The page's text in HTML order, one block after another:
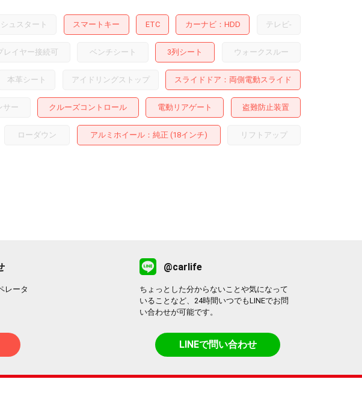
ュスタート スマートキー ETC カーナビ HDD テレビ-
レイヤー接続可 ベンチシート 3列シート ウォークスルー
本革シート アイドリングストップ スライドドア 両側電動スライド
サー クルーズコントロール 電動リアゲート 盗難防止装置
ローダウン アルミホイール：純正 (18インチ) リフトアップ
レータ
@carlife
ちょっとした分からないことや気になって
いることなど、24時間いつでもLINEでお問
い合わせが可能です。
LINEで問い合わせ